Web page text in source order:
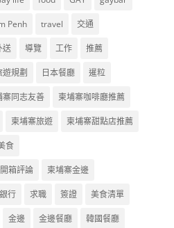
Penh travel 交通
送 導覽 工作 推薦
遊規劃 日本餐廳 暹粒
寨同志友善 柬埔寨咖啡廳推薦
柬埔寨旅遊 柬埔寨甜點店推薦
食
箱評論 柬埔寨金邊
行 求職 簽證 美食清單
金邊 金邊餐廳 韓國餐廳